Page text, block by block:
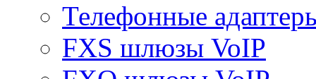
Телефонные
FXS шлюзы VoIP